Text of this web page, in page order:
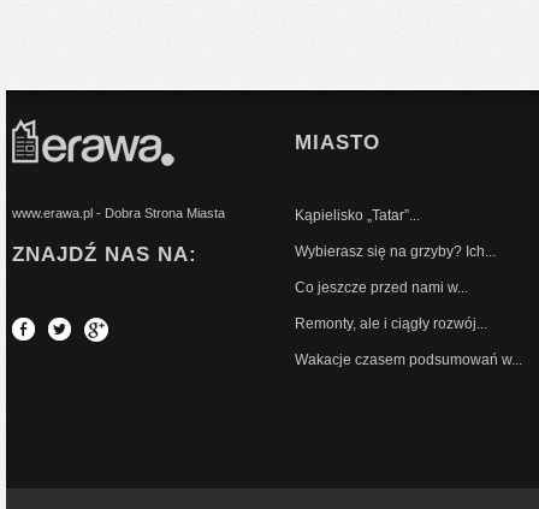
www.erawa.pl - Dobra Strona Miasta
ZNAJDŹ NAS NA:
MIASTO
Kąpielisko „Tatar”...
Wybierasz się na grzyby? Ich...
Co jeszcze przed nami w...
Remonty, ale i ciągły rozwój...
Wakacje czasem podsumowań w...